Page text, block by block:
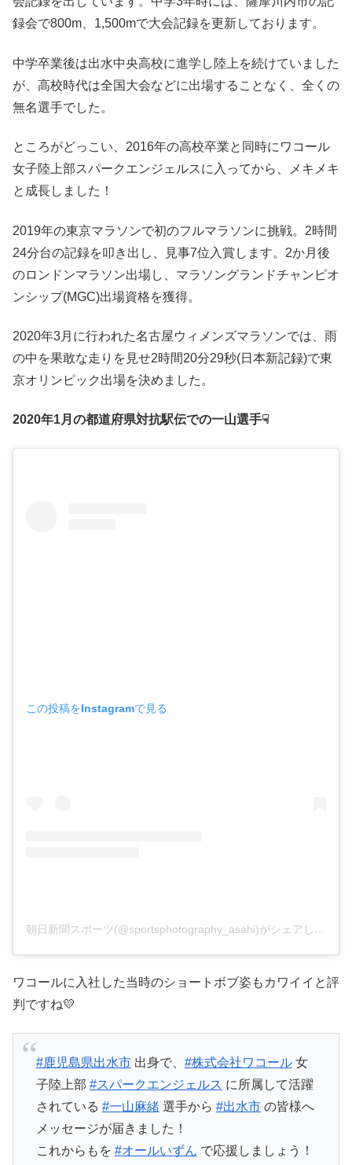
録会で800m、1,500mで大会記録を更新しております。
中学卒業後は出水中央高校に進学し陸上を続けていました
が、高校時代は全国大会などに出場することなく、全くの
無名選手でした。
ところがどっこい、2016年の高校卒業と同時にワコール
女子陸上部スパークエンジェルスに入ってから、メキメキ
と成長しました！
2019年の東京マラソンで初のフルマラソンに挑戦。2時間
24分台の記録を叩き出し、見事7位入賞します。2か月後
のロンドンマラソン出場し、マラソングランドチャンピオ
ンシップ(MGC)出場資格を獲得。
2020年3月に行われた名古屋ウィメンズマラソンでは、雨
の中を果敢な走りを見せ2時間20分29秒(日本新記録)で東
京オリンピック出場を決めました。
2020年1月の都道府県対抗駅伝での一山選手☟
この投稿をInstagramで見る
ワコールに入社した当時のショートボブ姿もカワイイと評
判ですね💛
#鹿児島県出水市出身で、 #株式会社ワコール女
子陸上部 #スパークエンジェルス に所属して活躍
されている #一山麻緒選手から #出水市の皆様へ
メッセージが届きました！
これからもを #オールいずん で応援しましょう！